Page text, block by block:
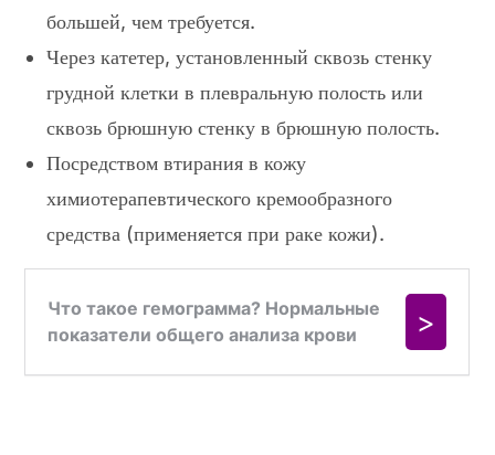
большей, чем требуется.
Через катетер, установленный сквозь стенку
грудной клетки в плевральную полость или
сквозь брюшную стенку в брюшную полость.
Посредством втирания в кожу
химиотерапевтического кремообразного
средства (применяется при раке кожи).